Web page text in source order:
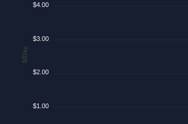
$4.00
$3.00
$2.00
$1.00
$/Day